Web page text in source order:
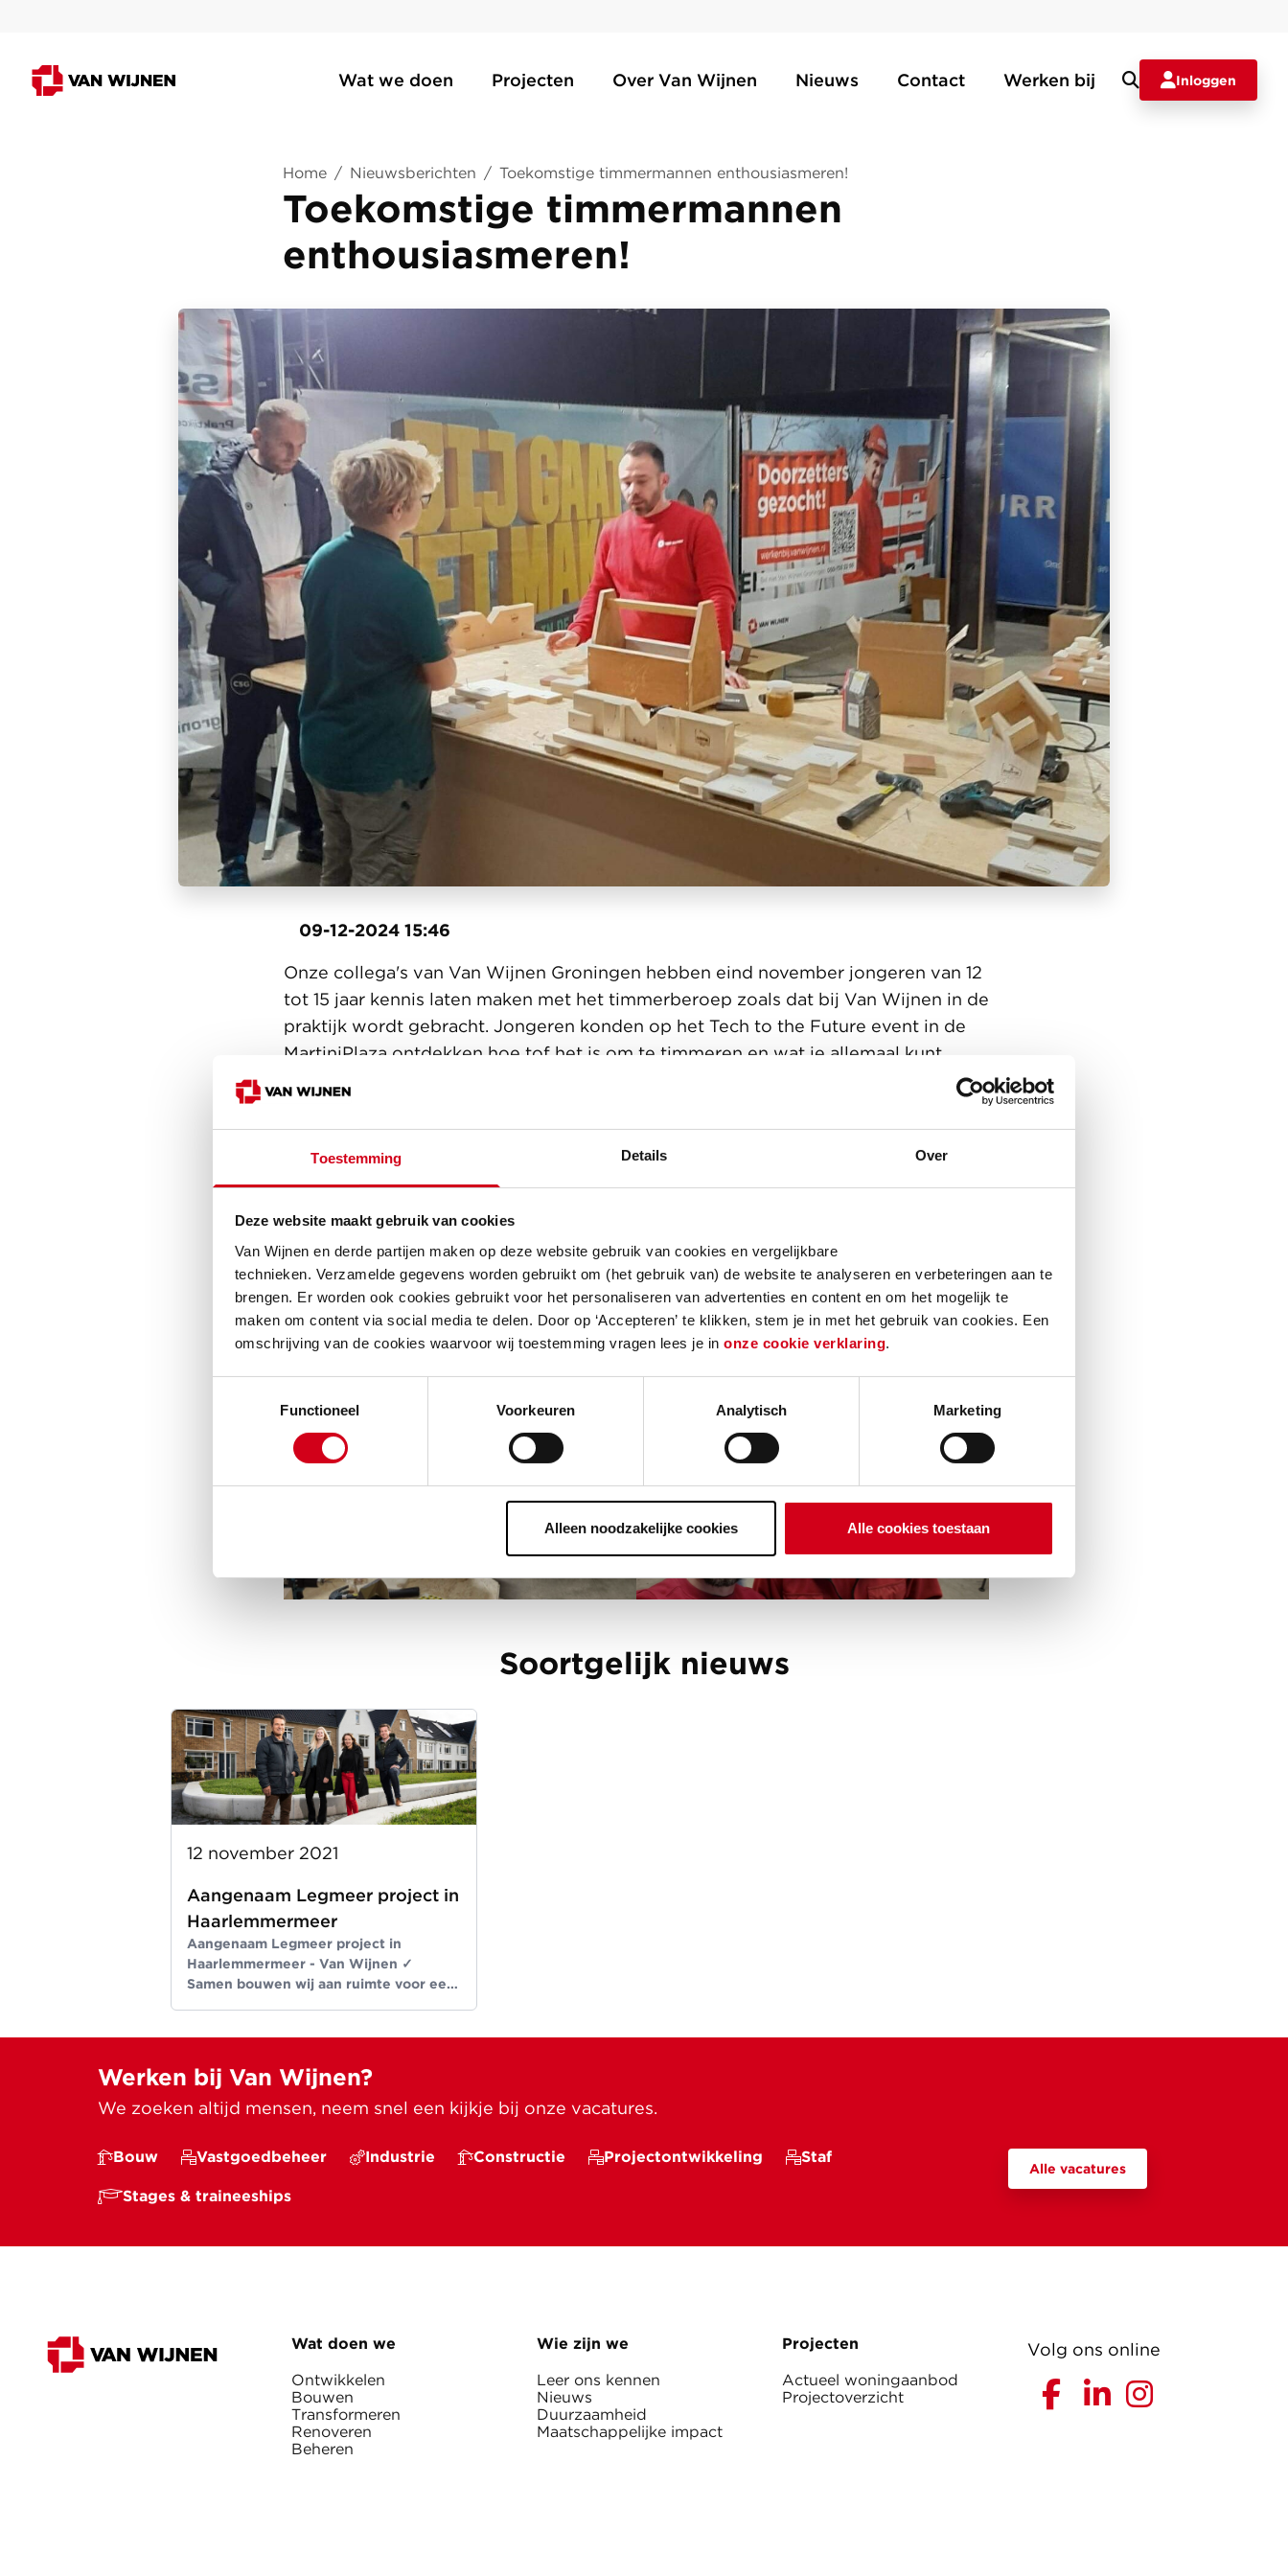
Toestemming Details Over
Deze website maakt gebruik van cookies
Van Wijnen en derde partijen maken op deze website gebruik van cookies en vergelijkbare
technieken. Verzamelde gegevens worden gebruikt om (het gebruik van) de website te analyseren en verbeteringen aan te
brengen. Er worden ook cookies gebruikt voor het personaliseren van advertenties en content en om het mogelijk te
maken om content via social media te delen. Door op ‘Accepteren’ te klikken, stem je in met het gebruik van cookies. Een
omschrijving van de cookies waarvoor wij toestemming vragen lees je in onze cookie verklaring.
Functioneel
Voorkeuren Analytisch Marketing
Alleen noodzakelijke cookies Alle cookies toestaan
Wat we doen Projecten Over Van Wijnen Nieuws Contact Werken bij Inloggen
Home / Nieuwsberichten / Toekomstige timmermannen enthousiasmeren!
Toekomstige timmermannen
enthousiasmeren!
09-12-2024 15:46
Onze collega's van Van Wijnen Groningen hebben eind november jongeren van 12
tot 15 jaar kennis laten maken met het timmerberoep zoals dat bij Van Wijnen in de
praktijk wordt gebracht. Jongeren konden op het Tech to the Future event in de
MartiniPlaza ontdekken hoe tof het is om te timmeren en wat je allemaal kunt
Aan de andere kant liet het event zien dat techniek niet alleen met je handen werken
Op het Tech to the Future event ontdekken middelbare scholieren de wereld van
techniek. Het event wordt georganiseerd voor alle tweedeklassers op het vmbo in
de provincie. Het event bestaat pas 2 jaar en wordt georganiseerd vanuit de Sterk
Techniek onderwijsregio's in de provincie Groningen.
Soortgelijk nieuws
12 november 2021
Aangenaam Legmeer project in
Haarlemmermeer
Aangenaam Legmeer project in
Haarlemmermeer - Van Wijnen ✓
Samen bouwen wij aan ruimte voor een
Werken bij Van Wijnen?
We zoeken altijd mensen, neem snel een kijkje bij onze vacatures.
Bouw Vastgoedbeheer Industrie Constructie Projectontwikkeling Staf
Stages & traineeships
Alle vacatures
Wat doen we
Ontwikkelen
Bouwen
Transformeren
Renoveren
Beheren
Wie zijn we
Leer ons kennen
Nieuws
Duurzaamheid
Maatschappelijke impact
Projecten
Actueel woningaanbod
Projectoverzicht
Volg ons online